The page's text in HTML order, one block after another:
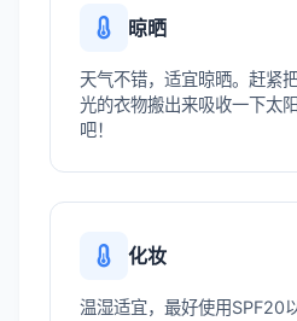
晾晒
天气不错，适宜晾晒。赶紧
光的衣物搬出来吸收一下太
吧！
化妆
温湿适宜，最好使用SPF20